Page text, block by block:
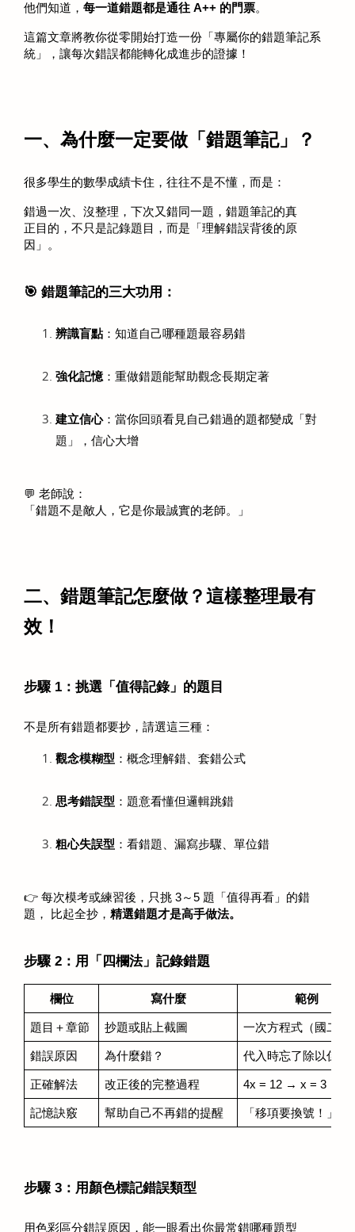
他們知道， 每一道錯題都是通往 A++ 的門票。
這篇文章將教你從零開始打造一份「專屬你的錯題筆記系
統」，讓每次錯誤都能轉化成進步的證據！
一、為什麼一定要做「錯題筆記」？
很多學生的數學成績卡住，往往不是不懂，而是：
錯過一次、沒整理，下次又錯同一題，錯題筆記的真
正目的，不只是記錄題目，而是「理解錯誤背後的原
因」。
🎯 錯題筆記的三大功用：
辨識盲點 ：知道自己哪種題最容易錯
強化記憶 ：重做錯題能幫助觀念長期定著
建立信心：當你回頭看見自己錯過的題都變成「對
題」，信心大增
💬 老師說：
「錯題不是敵人，它是你最誠實的老師。」
二、錯題筆記怎麼做？這樣整理最有
效！
步驟 1：挑選「值得記錄」的題目
不是所有錯題都要抄，請選這三種：
觀念模糊型 ：概念理解錯、套錯公式
思考錯誤型 ：題意看懂但邏輯跳錯
粗心失誤型 ：看錯題、漏寫步驟、單位錯
👉 每次模考或練習後，只挑 3～5 題「值得再看」的錯
題， 比起全抄， 精選錯題才是高手做法。
步驟 2：用「四欄法」記錄錯題
欄位 寫什麼 範例
題目＋章節 抄題或貼上截圖 一次方程式（國二上
錯誤原因 為什麼錯？ 代入時忘了除以係數
正確解法 改正後的完整過程 4x = 12 → x = 3
記憶訣竅 幫助自己不再錯的提醒 「移項要換號！」
步驟 3：用顏色標記錯誤類型
用色彩區分錯誤原因，能一眼看出你最常錯哪種題型